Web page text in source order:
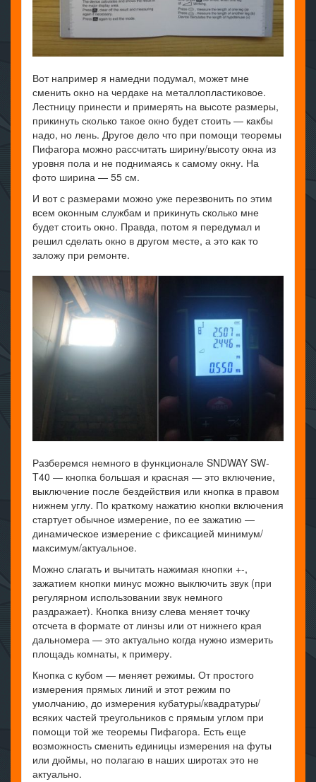
Вот например я намедни подумал, может мне
сменить окно на чердаке на металлопластиковое.
Лестницу принести и примерять на высоте размеры,
прикинуть сколько такое окно будет стоить — какбы
надо, но лень. Другое дело что при помощи теоремы
Пифагора можно рассчитать ширину/высоту окна из
уровня пола и не поднимаясь к самому окну. На
фото ширина — 55 см.
И вот с размерами можно уже перезвонить по этим
всем оконным службам и прикинуть сколько мне
будет стоить окно. Правда, потом я передумал и
решил сделать окно в другом месте, а это как то
заложу при ремонте.
Разберемся немного в функционале SNDWAY SW-
T40 — кнопка большая и красная — это включение,
выключение после бездействия или кнопка в правом
нижнем углу. По краткому нажатию кнопки включения
стартует обычное измерение, по ее зажатию —
динамическое измерение с фиксацией минимум/
максимум/актуальное.
Можно слагать и вычитать нажимая кнопки +-,
зажатием кнопки минус можно выключить звук (при
регулярном использовании звук немного
раздражает). Кнопка внизу слева меняет точку
отсчета в формате от линзы или от нижнего края
дальномера — это актуально когда нужно измерить
площадь комнаты, к примеру.
Кнопка с кубом — меняет режимы. От простого
измерения прямых линий и этот режим по
умолчанию, до измерения кубатуры/квадратуры/
всяких частей треугольников с прямым углом при
помощи той же теоремы Пифагора. Есть еще
возможность сменить единицы измерения на футы
или дюймы, но полагаю в наших широтах это не
актуально.